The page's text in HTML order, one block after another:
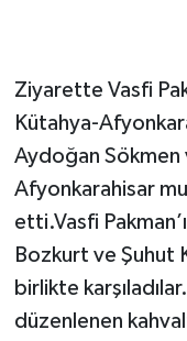
Ziyarette Vasfi
Kütahya-
Aydoğan Sökmen
Afyonkarahisar
etti.Vasfi
Bozkurt ve Şuhut
birlikte
düzenlenen